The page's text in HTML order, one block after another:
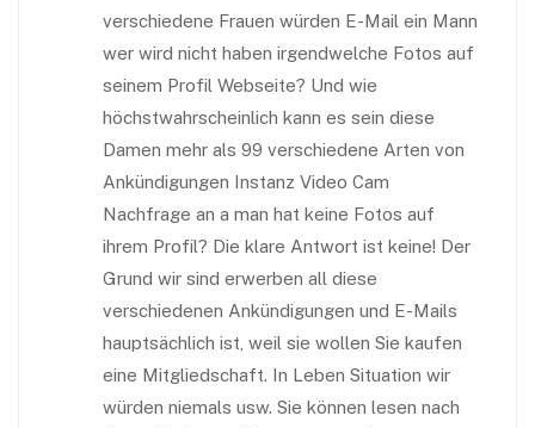
verschiedene Frauen würden E-Mail ein Mann
wer wird nicht haben irgendwelche Fotos auf
seinem Profil Webseite? Und wie
höchstwahrscheinlich kann es sein diese
Damen mehr als 99 verschiedene Arten von
Ankündigungen Instanz Video Cam
Nachfrage an a man hat keine Fotos auf
ihrem Profil? Die klare Antwort ist keine! Der
Grund wir sind erwerben all diese
verschiedenen Ankündigungen und E-Mails
hauptsächlich ist, weil sie wollen Sie kaufen
eine Mitgliedschaft. In Leben Situation wir
würden niemals usw. Sie können lesen nach